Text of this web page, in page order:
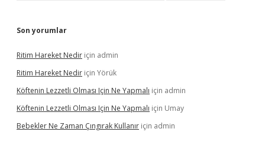
Son yorumlar
Ritim Hareket Nedir için admin
Ritim Hareket Nedir için Yörük
Köftenin Lezzetli Olması Için Ne Yapmalı için admin
Köftenin Lezzetli Olması Için Ne Yapmalı için Umay
Bebekler Ne Zaman Çıngırak Kullanır için admin